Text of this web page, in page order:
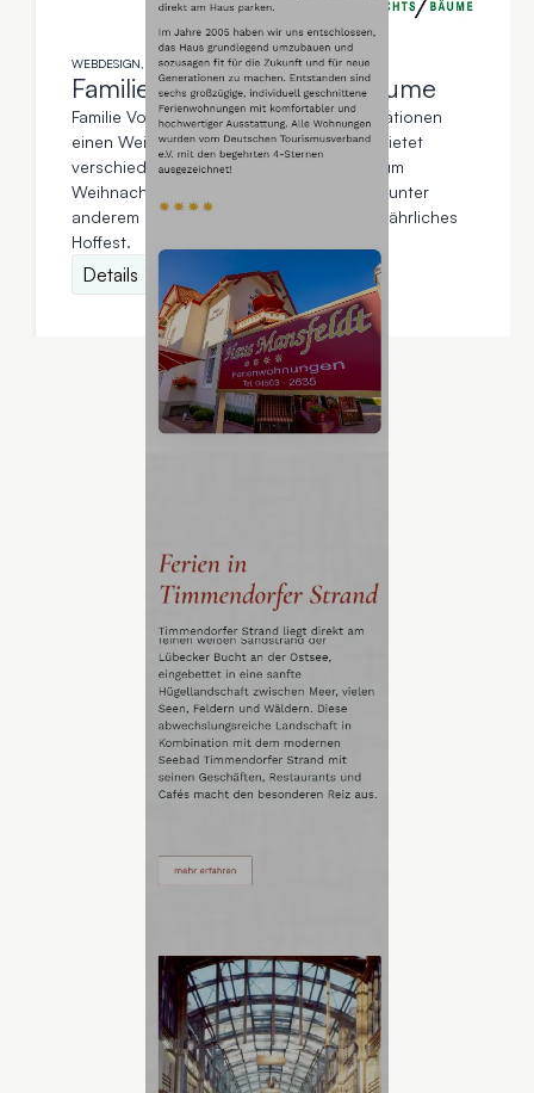
WEBDESIGN, TEXTERSTELLUNG
Familie Voss Weihnachtsbäume
Familie Voß betreibt seit mehreren Generationen
einen Weihnachtsbaum-Hof. Die Familie bietet
verschiedene Events und Services rund um
Weihnachten und Weihnachtsbäume an, unter
anderem Bäume direkt vom Feld und ein jährliches
Hoffest.
Details